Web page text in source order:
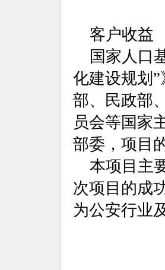
客户收益
国家人口
化建设规划
部、民政部
员会等国家
部委，项目
本项目主
次项目的成
为公安行业